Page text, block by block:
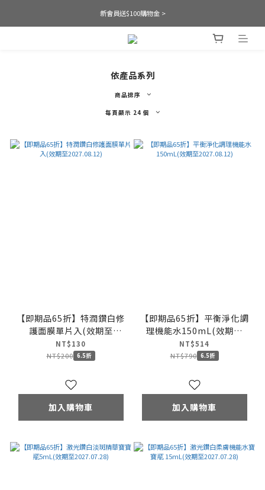
新會員送$100購物金 >
依產品系列
商品排序
每頁顯示 24 個
【即期品65折】特潤鑽白修
護面膜單片入(效期至
2027.08.12)
NT$130
NT$200 6.5折
加入購物車
【即期品65折】平衡淨化調
理機能水150mL(效期至
2027.08.12)
NT$514
NT$790 6.5折
加入購物車